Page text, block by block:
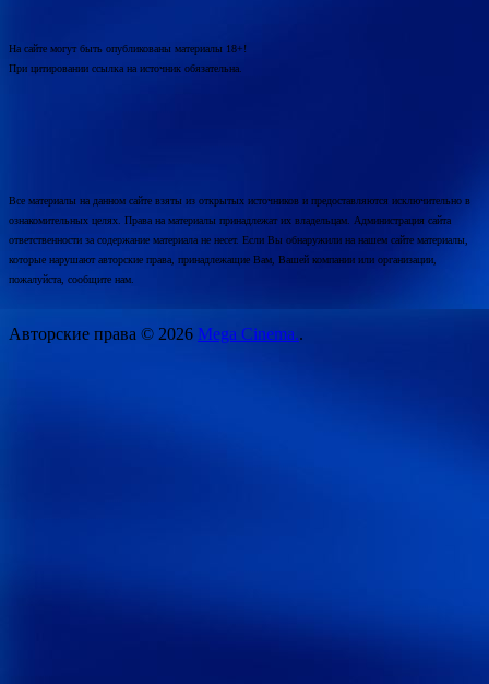
На сайте могут быть опубликованы материалы 18+!
При цитировании ссылка на источник обязательна.
Все материалы на данном сайте взяты из открытых источников и предоставляются исключительно в
ознакомительных целях. Права на материалы принадлежат их владельцам. Администрация сайта
ответственности за содержание материала не несет. Если Вы обнаружили на нашем сайте материалы,
которые нарушают авторские права, принадлежащие Вам, Вашей компании или организации,
пожалуйста, сообщите нам.
Авторские права © 2026 Mega Cinema..